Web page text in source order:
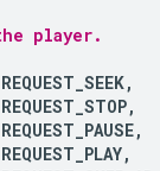
player.
REQUEST_SEEK,
REQUEST_STOP,
REQUEST_PAUSE,
REQUEST_PLAY,